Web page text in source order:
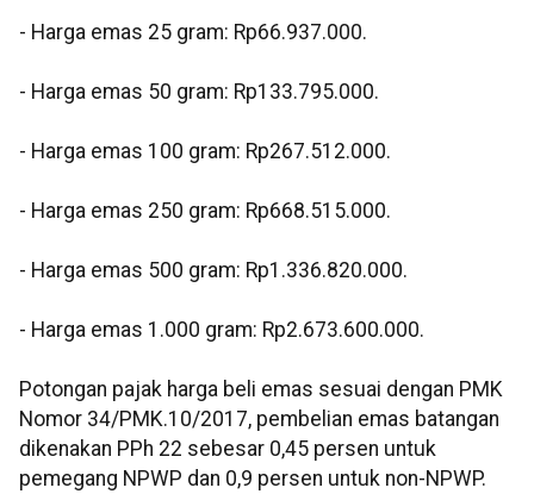
‎- Harga emas 25 gram: Rp66.937.000.
‎- ⁠Harga emas 50 gram: Rp133.795.000.
‎- ⁠Harga emas 100 gram: Rp267.512.000.
‎- ⁠Harga emas 250 gram: Rp668.515.000.
‎- ⁠Harga emas 500 gram: Rp1.336.820.000.
‎- ⁠Harga emas 1.000 gram: Rp2.673.600.000.
‎‎Potongan pajak harga beli emas sesuai dengan PMK
Nomor 34/PMK.10/2017, pembelian emas batangan
dikenakan PPh 22 sebesar 0,45 persen untuk
pemegang NPWP dan 0,9 persen untuk non-NPWP.